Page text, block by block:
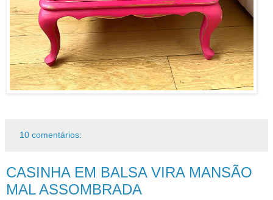
10 comentários:
CASINHA EM BALSA VIRA MANSÃO
MAL ASSOMBRADA